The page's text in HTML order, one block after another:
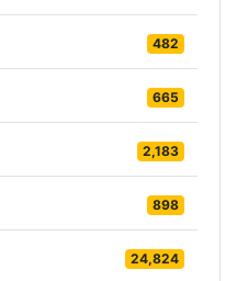
482
665
2,183
898
24,824